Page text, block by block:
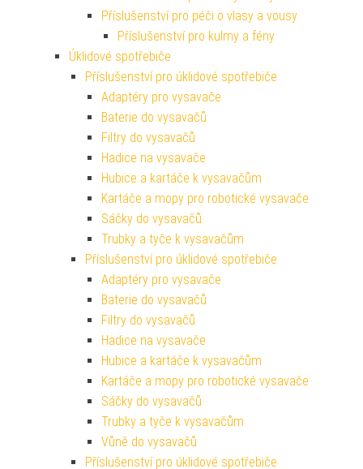
Příslušenství pro péči o vlasy a vousy
Příslušenství pro kulmy a fény
Úklidové spotřebiče
Příslušenství pro úklidové spotřebiče
Adaptéry pro vysavače
Baterie do vysavačů
Filtry do vysavačů
Hadice na vysavače
Hubice a kartáče k vysavačům
Kartáče a mopy pro robotické vysavače
Sáčky do vysavačů
Trubky a tyče k vysavačům
Příslušenství pro úklidové spotřebiče
Adaptéry pro vysavače
Baterie do vysavačů
Filtry do vysavačů
Hadice na vysavače
Hubice a kartáče k vysavačům
Kartáče a mopy pro robotické vysavače
Sáčky do vysavačů
Trubky a tyče k vysavačům
Vůně do vysavačů
Příslušenství pro úklidové spotřebiče